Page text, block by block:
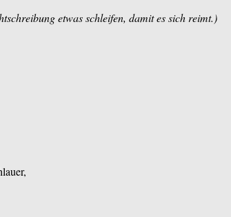
etwas schleifen, damit es sich reimt.)